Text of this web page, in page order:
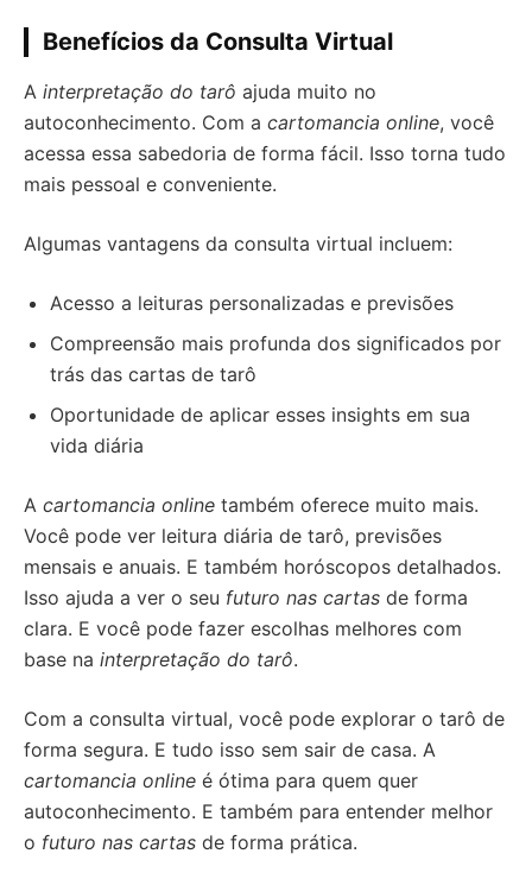
Benefícios da Consulta Virtual
A interpretação do tarô ajuda muito no
autoconhecimento. Com a cartomancia online, você
acessa essa sabedoria de forma fácil. Isso torna tudo
mais pessoal e conveniente.
Algumas vantagens da consulta virtual incluem:
Acesso a leituras personalizadas e previsões
Compreensão mais profunda dos significados por
trás das cartas de tarô
Oportunidade de aplicar esses insights em sua
vida diária
A cartomancia online também oferece muito mais.
Você pode ver leitura diária de tarô, previsões
mensais e anuais. E também horóscopos detalhados.
Isso ajuda a ver o seu futuro nas cartas de forma
clara. E você pode fazer escolhas melhores com
base na interpretação do tarô.
Com a consulta virtual, você pode explorar o tarô de
forma segura. E tudo isso sem sair de casa. A
cartomancia online é ótima para quem quer
autoconhecimento. E também para entender melhor
o futuro nas cartas de forma prática.